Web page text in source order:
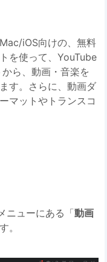
iOS向けの、無料
を使って、YouTube
ら、動画・音楽を
す。さらに、動画ダ
マットやトランスコ
ニューにある「動画
。